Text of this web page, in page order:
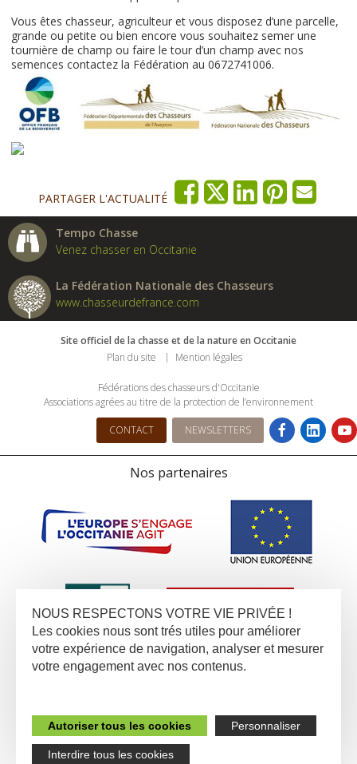
Vous êtes chasseur, agriculteur et vous disposez d’une parcelle,
grande ou petite ou bien encore vous souhaitez semer une
tournière de champ ou faire le tour d’un champ avec nos
semences contactez la Fédération au 0672741006.
PARTAGER L'ACTUALITÉ
Tempo Chasse
Venez chasser en Occitanie
La Fédération Nationale des Chasseurs
www.chasseurdefrance.com
Site officiel de la chasse et de la nature en Occitanie
Plan du site
Mention légales
Fédérations des chasseurs d'Occitanie
Associations agrées au titre de la protection de l’environnement
CONTACT NEWSLETTERS
Nos partenaires
NOUS RESPECTONS VOTRE VIE PRIVÉE !
Les cookies nous sont trés utiles pour améliorer
votre expérience de navigation, analyser et mesurer
votre engagement avec nos contenus.
Autoriser tous les cookies Personnaliser
Interdire tous les cookies